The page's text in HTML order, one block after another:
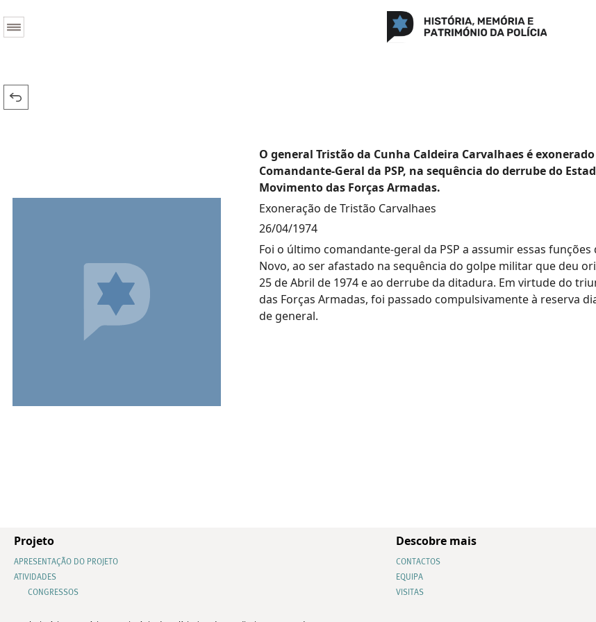
O general Tristão da Cunha Caldeira Carvalhaes é
Comandante-Geral da PSP, na sequência do derrube do
Movimento das Forças Armadas.
Exoneração de Tristão Carvalhaes
26/04/1974
Foi o último comandante-geral da PSP a assumir essas
Novo, ao ser afastado na sequência do golpe militar que deu
25 de Abril de 1974 e ao derrube da ditadura. Em virtude do
das Forças Armadas, foi passado compulsivamente à reserva
de general.
Projeto
APRESENTAÇÃO DO PROJETO
ATIVIDADES
CONGRESSOS
Descobre mais
CONTACTOS
EQUIPA
VISITAS